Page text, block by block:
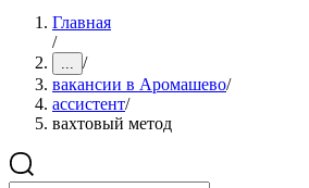
Главная
/
... /
вакансии в Аромашево/
ассистент/
вахтовый метод